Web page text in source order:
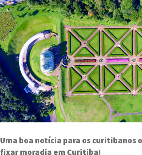
Uma boa notícia para os curitibanos
fixar moradia em Curitiba!